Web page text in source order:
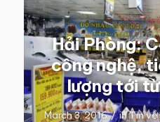
Hải Phòng:
công nghệ,
lượng tới
March 3, 2016 / inTin về